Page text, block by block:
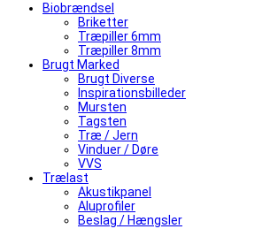
Biobrændsel
Briketter
Træpiller 6mm
Træpiller 8mm
Brugt Marked
Brugt Diverse
Inspirationsbilleder
Mursten
Tagsten
Træ / Jern
Vinduer / Døre
VVS
Trælast
Akustikpanel
Aluprofiler
Beslag / Hængsler